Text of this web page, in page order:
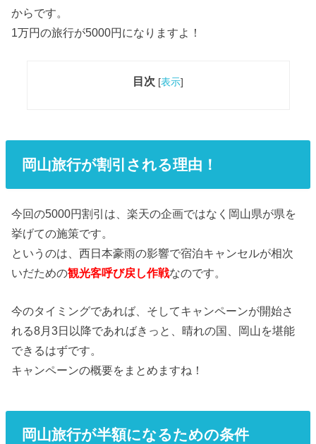
からです。
1万円の旅行が5000円になりますよ！
目次 [表示]
岡山旅行が割引される理由！
今回の5000円割引は、楽天の企画ではなく岡山県が県を
挙げての施策です。
というのは、西日本豪雨の影響で宿泊キャンセルが相次
いだための観光客呼び戻し作戦なのです。
今のタイミングであれば、そしてキャンペーンが開始さ
れる8月3日以降であればきっと、晴れの国、岡山を堪能
できるはずです。
キャンペーンの概要をまとめますね！
岡山旅行が半額になるための条件